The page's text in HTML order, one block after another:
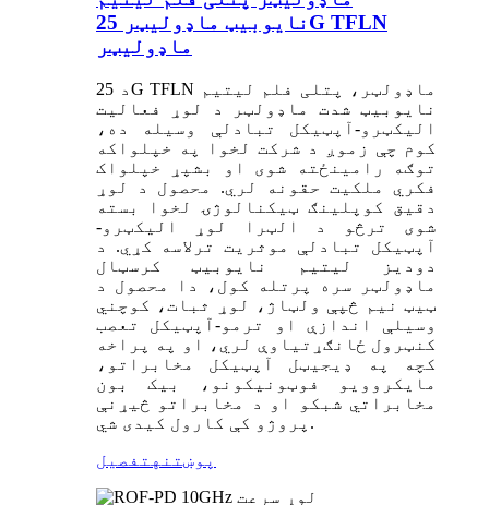
نایوبیټ ماډولیټر 25G TFLN
ماډولیټر
د 25G TFLN ماډولټر، پتلی فلم لیتیم
نایوبیټ شدت ماډولټر د لوړ فعالیت
الیکټرو-آپټیکل تبادلې وسیله ده،
کوم چې زموږ د شرکت لخوا په خپلواکه
توګه رامینځته شوی او بشپړ خپلواک
فکري ملکیت حقونه لري. محصول د لوړ
دقیق کوپلینګ ټیکنالوژۍ لخوا بسته
شوی ترڅو د الټرا لوړ الیکټرو-
آپټیکل تبادلې موثریت ترلاسه کړي. د
دودیز لیتیم نایوبیټ کرسټال
ماډولټر سره پرتله کول، دا محصول د
ټیټ نیم څپې ولټاژ، لوړ ثبات، کوچني
وسیلې اندازې او ترمو-آپټیکل تعصب
کنټرول ځانګړتیاوې لري، او په پراخه
کچه په ډیجیټل آپټیکل مخابراتو،
مایکروویو فوټونیکونو، بیک بون
مخابراتي شبکو او د مخابراتو څیړنې
پروژو کې کارول کیدی شي.
پوښتنه تفصیل